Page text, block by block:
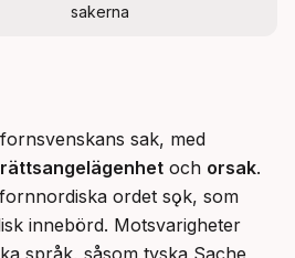
sakerna
sak, med
rättsangelägenhet och orsak.
ordet sǫk, som
innebörd. Motsvarigheter
språk, såsom tyska Sache